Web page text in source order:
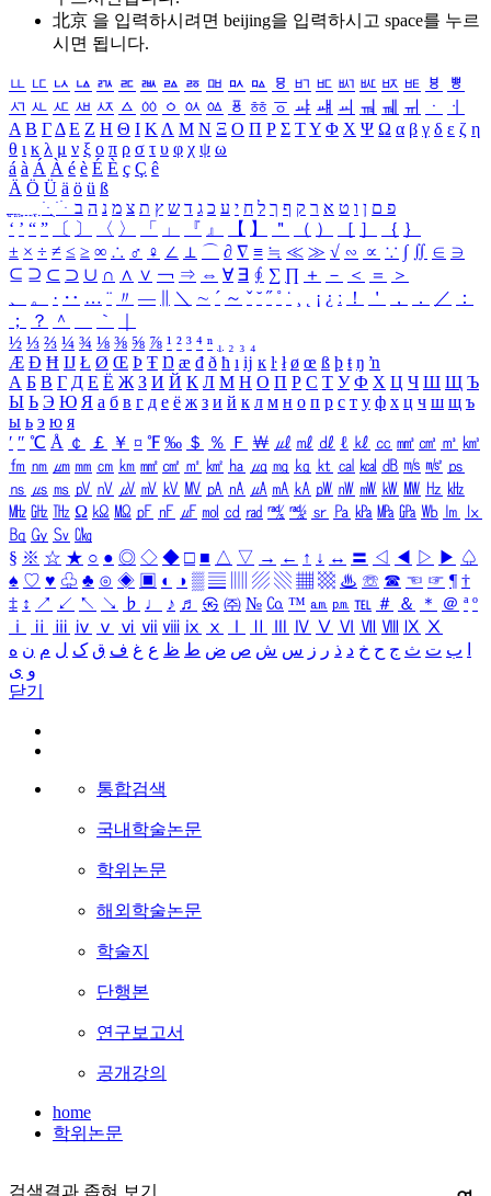
北京 을 입력하시려면 beijing을 입력하시고 space를 누르
시면 됩니다.
ㅥ ㅦ ㅧ ㅨ ㅩ ㅪ ㅫ ㅬ ㅭ ㅮ ㅯ ㅰ ㅱ ㅲ ㅳ ㅴ ㅵ ㅶ ㅷ ㅸ
ㅹ
ㅺ ㅻ ㅼ ㅽ ㅾ ㅿ ㆀ ㆁ ㆂ ㆃ ㆄ ㆅ ㆆ ㆇ ㆈ ㆉ ㆊ ㆋ ㆌ ㆍ
ㆎ
Α Β ΓΔ Ε Ζ Η Θ Ι ΚΛ Μ Ν Ξ Ο Π Ρ Σ ΤΥ Φ Χ Ψ Ω α β γ δ ε ζ η
θ ι κ λ μ ν ξ ο π ρ σ τ υ φ χ ψ ω
á à Á À é è É È ç Ç ê
Ä Ö Ü ä ö ü ß
ִֶֹ ֻּ ׁׂ פ ם ן ו ט א ר ק ף ך ל ח י ע כ ג ד ש ץ ת צ מ נ ה ב
‘ ’ “ ” 〔 〕 〈 〉 「 」 『 』 【 】 ＂ （ ） ［ ］ ｛ ｝
± × ÷ ≠ ≤ ≥ ∞ ∴ ♂ ♀ ∠ ⊥ ⌒ ∂ ∇ ≡ ≒ ≪ ≫ √ ∽ ∝ ∵ ∫ ∬ ∈ ∋
⊆ ⊇ ⊂ ⊃ ∪ ∩ ∧ ∨ ￢ ⇒ ⇔ ∀ ∃ ∮ ∑ ∏ ＋ － ＜ ＝
＞
、
。 · ‥ … ¨ 〃 ― ＼ ∼ ´ ～ ˇ ˘ ˝ ˚ ˙ ¸ ¡ ¿ ː ！ ＇ ， ． ／
：
；
？ ＾ ｀
½ ⅓ ⅔ ¼ ¾ ⅛ ⅜ ⅝ ⅞ ¹ ² ³ ⁴ ⁿ ₁ ₂ ₃ ₄
Æ Ð Ħ Ĳ Ł Ø Œ Þ Ŧ Ŋ æ đ ð ħ ı ĳ ĸ ŀ ł ø œ ß þ ŧ ŋ ŉ
А Б В Г Д Е Ё Ж З И Й К Л М Н О П Р С Т У Ф Х Ц Ч Ш Щ Ъ
Ы Ь Э Ю Я а б в г д е ё ж з и й к л м н о п р с т у ф х ц ч ш щ ъ
ы ь э ю я
′ ″ ℃ Å ￠ ￡ ￥ ¤ ℉ ‰ ＄ ％ Ｆ ￦ ㎕ ㎖ ㎗ ℓ ㎘ ㏄ ㎣ ㎤ ㎥ ㎦
㎙ ㎚ ㎛ ㎜ ㎝ ㎞ ㎟ ㎠ ㎡ ㎢ ㏊ ㎍ ㎎ ㎏ ㏏ ㎈ ㎉ ㏈ ㎧ ㎨ ㎰
㎱ ㎲ ㎳ ㎴ ㎵ ㎶ ㎷ ㎸ ㎹ ㎀ ㎁ ㎂ ㎃ ㎄ ㎺ ㎻ ㎽ ㎾ ㎿ ㎐ ㎑
㎒ ㎓ ㎔ Ω ㏀ ㏁ ㎊ ㎋ ㎌ ㏖ ㏅ ㎭ ㎮ ㎯ ㏛ ㎩ ㎪ ㎫ ㎬ ㏝ ㏐
㏓
㏃ ㏉ ㏜ ㏆
§ ※ ☆ ★ ○ ● ◎ ◇ ◆ □ ■ △ ▽ → ← ↑ ↓ ↔ 〓 ◁ ◀ ▷ ▶ ♤
♠ ♡ ♥ ♧ ♣ ⊙ ◈ ▣ ◐ ◑ ▒ ▤ ▨ ▧ ▦ ▩ ♨ ☏ ☎ ☜ ☞ ¶ †
‡ ↕ ↗ ↙ ↖ ↘ ♭ ♩ ♪ ♬ ㉿ ㈜ № ㏇ ™ ㏂ ㏘ ℡ ＃ ＆ ＊ ＠ ª º
ⅰ
ⅱ ⅲ ⅳ ⅴ ⅵ ⅶ ⅷ ⅸ ⅹ Ⅳ Ⅴ Ⅵ Ⅶ Ⅷ Ⅸ Ⅹ
ب ت ث ج ح خ د ذ ر ز س ش ص ض ط ظ ع غ ف ق ک ل م ن ه
و ی
닫기
통합검색
국내학술논문
학위논문
해외학술논문
학술지
단행본
연구보고서
공개강의
home
학위논문
검색결과 좁혀 보기